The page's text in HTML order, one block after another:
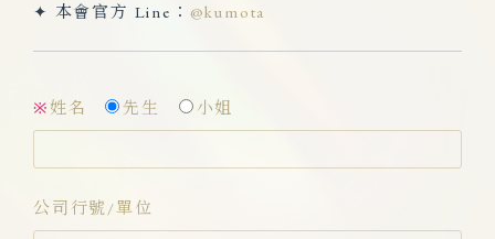
✦ 本會官方 Line： @kumota
※ 姓名 先生 小姐
公司行號/單位